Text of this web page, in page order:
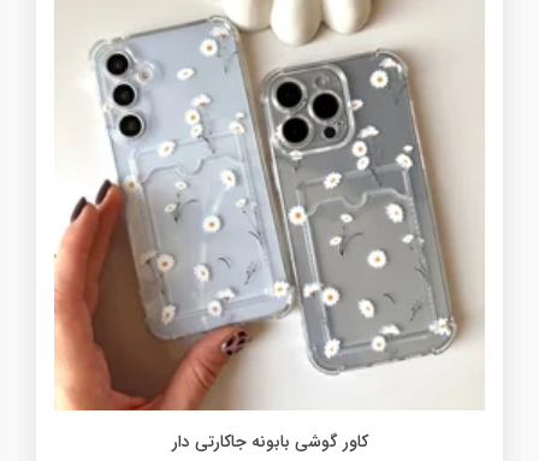
کاور گوشی بابونه جاکارتی دار